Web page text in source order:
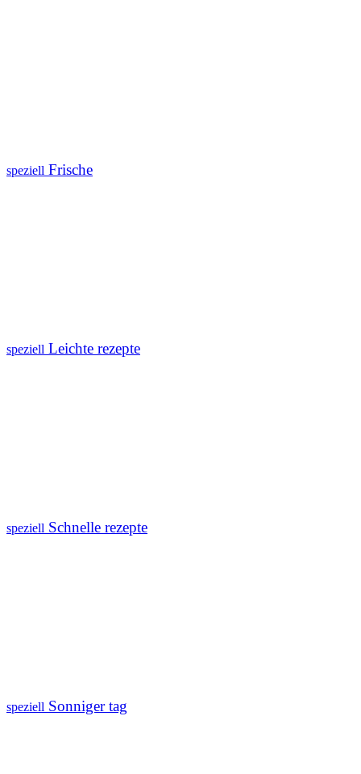
speziell Frische
speziell Leichte rezepte
speziell Schnelle rezepte
speziell Sonniger tag